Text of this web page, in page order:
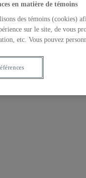
en matière de témoins
des témoins (cookies)
sur le site, de vous
etc. Vous pouvez